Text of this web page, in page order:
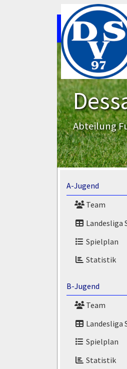
Abteilung
A-Jugend
Team
Landesliga
Spielplan
Statistik
B-Jugend
Team
Landesliga
Spielplan
Statistik